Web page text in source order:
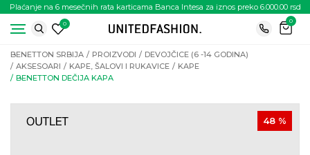
Plaćanje na 6 mesečnih rata karticama Banca Intesa za iznos preko 6.000.00 rsd
0
0
BENETTON SRBIJA PROIZVODI
DEVOJČICE (6 -14 GODINA)
AKSESOARI
KAPE, ŠALOVI I RUKAVICE
KAPE
BENETTON DEČIJA KAPA
48 %